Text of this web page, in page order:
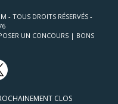
- TOUS DROITS RÉSERVÉS -
UN CONCOURS | BONS
CLOS